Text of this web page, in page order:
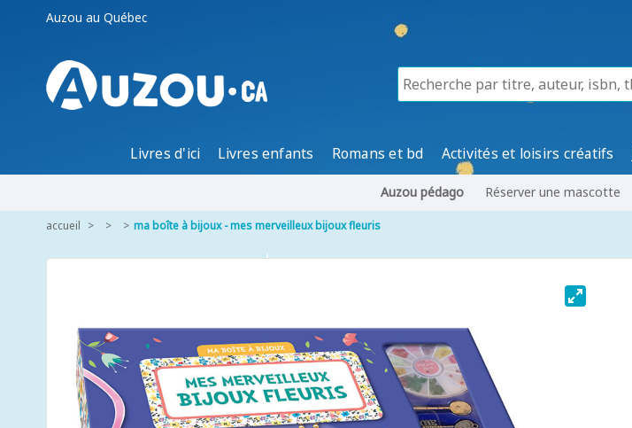
Auzou au Québec
Livres d'ici Livres enfants Romans et bd Activités et loisirs créatifs
Auzou pédago Réserver une mascotte
accueil ma boîte à bijoux - mes merveilleux bijoux fleuris